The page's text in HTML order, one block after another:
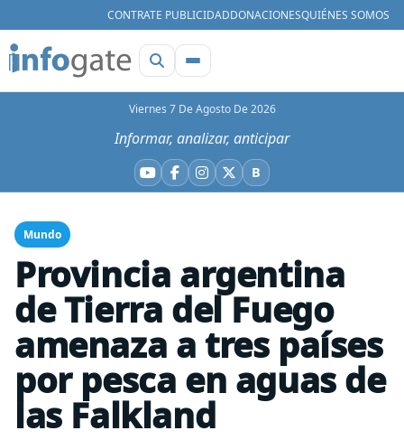
CONTRATE PUBLICIDADDONACIONESQUIÉNES SOMOS
Viernes 7 De Agosto De 2026
Informar, analizar, anticipar
YouTube
Facebook
Instagram
X BBluesky
Mundo
Provincia argentina
de Tierra del Fuego
amenaza a tres países
por pesca en aguas de
las Falkland